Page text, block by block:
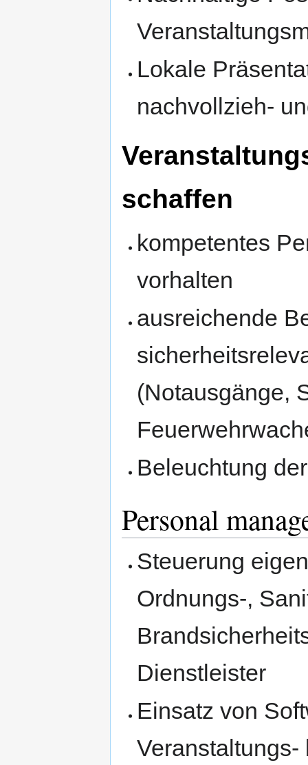
Lokale
nachvollzieh-
schaffen
kompetentes
vorhalten
ausreichende
(Notausgänge,
Beleuchtung
Personal
Steuerung
Ordnungs-,
Dienstleister
Einsatz von
Veranstaltungs-